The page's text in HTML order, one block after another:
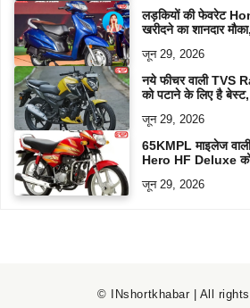
लड़कियों की फेवरेट
खरीदने का शानदार
जून 29, 2026
नये फीचर वाली TVS
को पटाने के लिए है
जून 29, 2026
65KMPL माइलेज
Hero HF Deluxe को
जून 29, 2026
© INshortkhabar | All